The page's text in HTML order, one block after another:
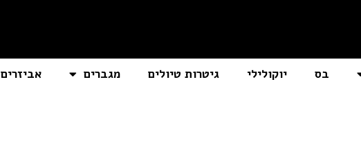
בס יוקולילי גיטרות טיולים מגברים אביזרים